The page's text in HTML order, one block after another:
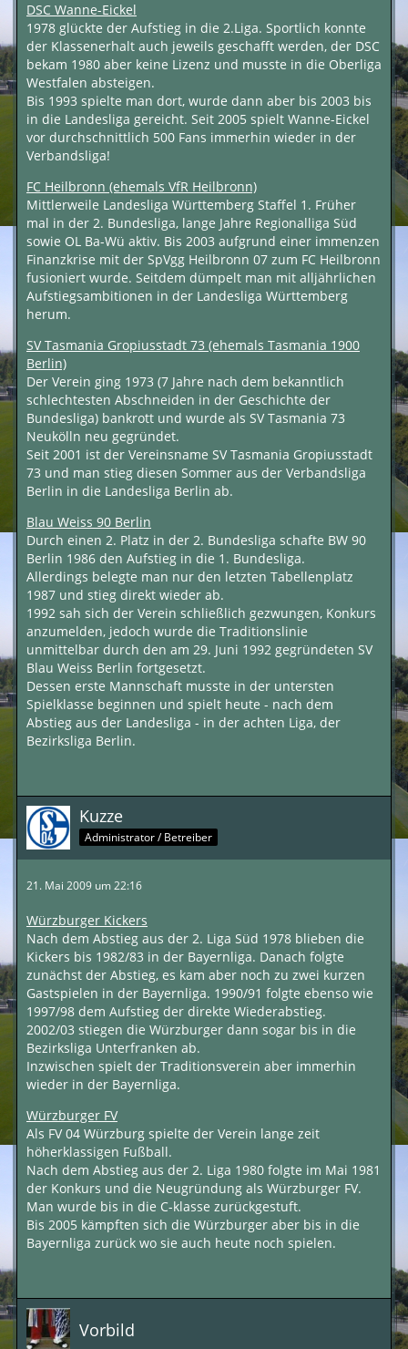
DSC Wanne-Eickel
1978 glückte der Aufstieg in die 2.Liga. Sportlich konnte
der Klassenerhalt auch jeweils geschafft werden, der DSC
bekam 1980 aber keine Lizenz und musste in die Oberliga
Westfalen absteigen.
Bis 1993 spielte man dort, wurde dann aber bis 2003 bis
in die Landesliga gereicht. Seit 2005 spielt Wanne-Eickel
vor durchschnittlich 500 Fans immerhin wieder in der
Verbandsliga!
FC Heilbronn (ehemals VfR Heilbronn)
Mittlerweile Landesliga Württemberg Staffel 1. Früher
mal in der 2. Bundesliga, lange Jahre Regionalliga Süd
sowie OL Ba-Wü aktiv. Bis 2003 aufgrund einer immenzen
Finanzkrise mit der SpVgg Heilbronn 07 zum FC Heilbronn
fusioniert wurde. Seitdem dümpelt man mit alljährlichen
Aufstiegsambitionen in der Landesliga Württemberg
herum.
SV Tasmania Gropiusstadt 73 (ehemals Tasmania 1900
Berlin)
Der Verein ging 1973 (7 Jahre nach dem bekanntlich
schlechtesten Abschneiden in der Geschichte der
Bundesliga) bankrott und wurde als SV Tasmania 73
Neukölln neu gegründet.
Seit 2001 ist der Vereinsname SV Tasmania Gropiusstadt
73 und man stieg diesen Sommer aus der Verbandsliga
Berlin in die Landesliga Berlin ab.
Blau Weiss 90 Berlin
Durch einen 2. Platz in der 2. Bundesliga schafte BW 90
Berlin 1986 den Aufstieg in die 1. Bundesliga.
Allerdings belegte man nur den letzten Tabellenplatz
1987 und stieg direkt wieder ab.
1992 sah sich der Verein schließlich gezwungen, Konkurs
anzumelden, jedoch wurde die Traditionslinie
unmittelbar durch den am 29. Juni 1992 gegründeten SV
Blau Weiss Berlin fortgesetzt.
Dessen erste Mannschaft musste in der untersten
Spielklasse beginnen und spielt heute - nach dem
Abstieg aus der Landesliga - in der achten Liga, der
Bezirksliga Berlin.
Kuzze
Administrator / Betreiber
21. Mai 2009 um 22:16
Würzburger Kickers
Nach dem Abstieg aus der 2. Liga Süd 1978 blieben die
Kickers bis 1982/83 in der Bayernliga. Danach folgte
zunächst der Abstieg, es kam aber noch zu zwei kurzen
Gastspielen in der Bayernliga. 1990/91 folgte ebenso wie
1997/98 dem Aufstieg der direkte Wiederabstieg.
2002/03 stiegen die Würzburger dann sogar bis in die
Bezirksliga Unterfranken ab.
Inzwischen spielt der Traditionsverein aber immerhin
wieder in der Bayernliga.
Würzburger FV
Als FV 04 Würzburg spielte der Verein lange zeit
höherklassigen Fußball.
Nach dem Abstieg aus der 2. Liga 1980 folgte im Mai 1981
der Konkurs und die Neugründung als Würzburger FV.
Man wurde bis in die C-klasse zurückgestuft.
Bis 2005 kämpften sich die Würzburger aber bis in die
Bayernliga zurück wo sie auch heute noch spielen.
Vorbild